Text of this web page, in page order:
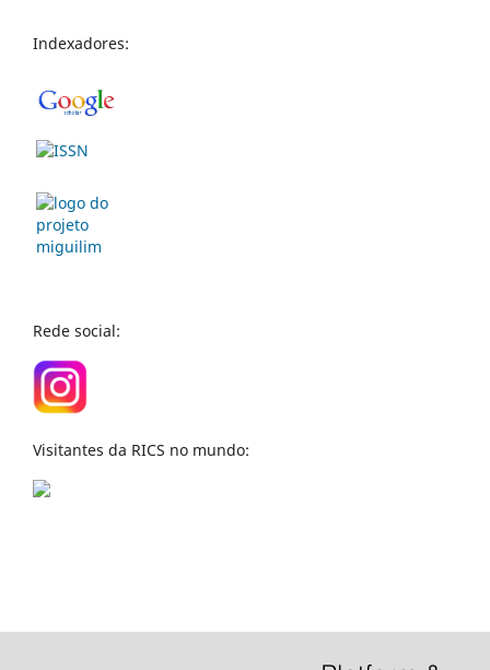
Indexadores:
Rede social:
Visitantes da RICS no mundo: